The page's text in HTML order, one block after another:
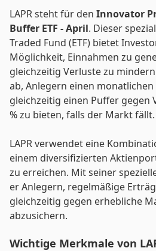
LAPR steht für den Innovator
Buffer ETF - April. Dieser
Traded Fund (ETF) bietet
Möglichkeit, Einnahmen zu
gleichzeitig Verluste zu
ab, Anlegern einen
gleichzeitig einen Puffer gegen
% zu bieten, falls der Markt fällt.
LAPR verwendet eine
einem diversifizierten
zu erreichen. Mit seiner
er Anlegern, regelmäßige
gleichzeitig gegen erhebliche
abzusichern.
Wichtige Merkmale von